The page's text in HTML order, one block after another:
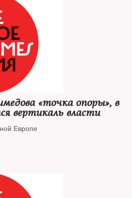
«точка опоры», в
вертикаль власти
Европе